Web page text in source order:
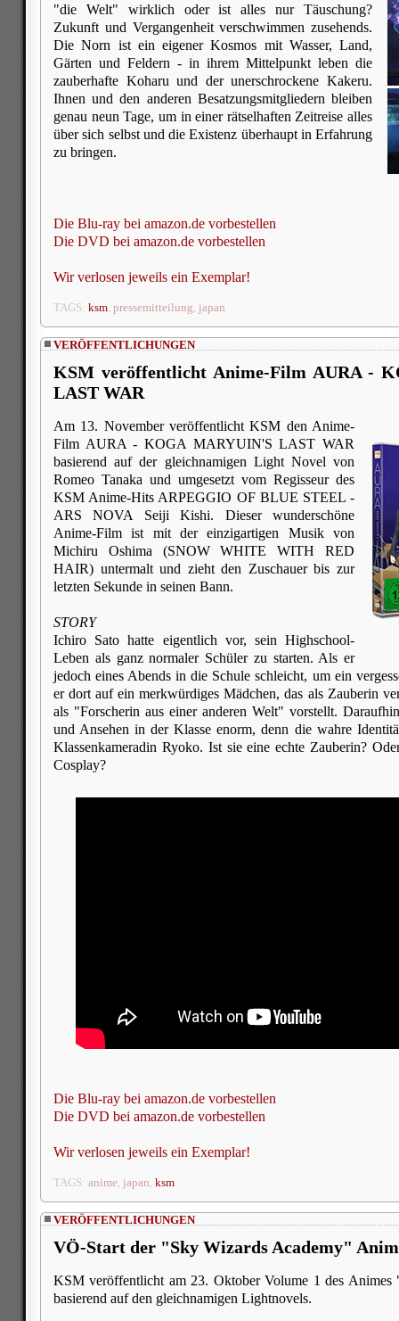
"die Welt" wirklich oder ist alles nur Täuschung?
Zukunft und Vergangenheit verschwimmen zusehends.
Die Norn ist ein eigener Kosmos mit Wasser, Land,
Gärten und Feldern - in ihrem Mittelpunkt leben die
zauberhafte Koharu und der unerschrockene Kakeru.
Ihnen und den anderen Besatzungsmitgliedern bleiben
genau neun Tage, um in einer rätselhaften Zeitreise alles
über sich selbst und die Existenz überhaupt in Erfahrung
zu bringen.
Die Blu-ray bei amazon.de vorbestellen
Die DVD bei amazon.de vorbestellen
Wir verlosen jeweils ein Exemplar!
TAGS: ksm, pressemitteilung, japan
VERÖFFENTLICHUNGEN
KSM veröffentlicht Anime-Film AURA -
LAST WAR
Am 13. November veröffentlicht KSM den Anime-
Film AURA - KOGA MARYUIN'S LAST WAR
basierend auf der gleichnamigen Light Novel von
Romeo Tanaka und umgesetzt vom Regisseur des
KSM Anime-Hits ARPEGGIO OF BLUE STEEL -
ARS NOVA Seiji Kishi. Dieser wunderschöne
Anime-Film ist mit der einzigartigen Musik von
Michiru Oshima (SNOW WHITE WITH RED
HAIR) untermalt und zieht den Zuschauer bis zur
letzten Sekunde in seinen Bann.
STORY
Ichiro Sato hatte eigentlich vor, sein Highschool-
Leben als ganz normaler Schüler zu starten. Als er
jedoch eines Abends in die Schule schleicht, um ein
er dort auf ein merkwürdiges Mädchen, das als Zauberin
als "Forscherin aus einer anderen Welt" vorstellt.
und Ansehen in der Klasse enorm, denn die wahre
Klassenkameradin Ryoko. Ist sie eine echte Zauberin?
Cosplay?
Die Blu-ray bei amazon.de vorbestellen
Die DVD bei amazon.de vorbestellen
Wir verlosen jeweils ein Exemplar!
TAGS: anime, japan, ksm
VERÖFFENTLICHUNGEN
VÖ-Start der "Sky Wizards Academy"
KSM veröffentlicht am 23. Oktober Volume 1 des Animes
basierend auf den gleichnamigen Lightnovels.